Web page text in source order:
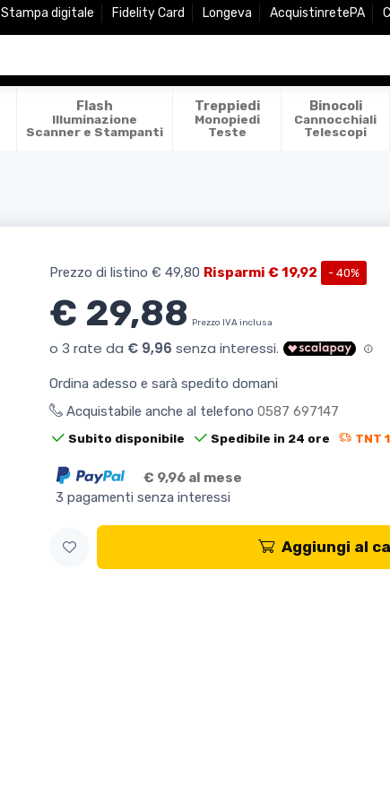
Stampa digitale Fidelity Card Longeva AcquistinretePA
Flash
Illuminazione
Scanner e Stampanti
Treppiedi
Monopiedi
Teste
Binocoli
Cannocchiali
Telescopi
Prezzo di listino € 49,80 Risparmi € 19,92 - 40%
€ 29,88 Prezzo IVA inclusa
Ordina adesso e sarà spedito domani
Acquistabile anche al telefono 0587 697147
Subito disponibile Spedibile in 24 ore TNT
€ 9,96 al mese
3 pagamenti senza interessi
Aggiungi al